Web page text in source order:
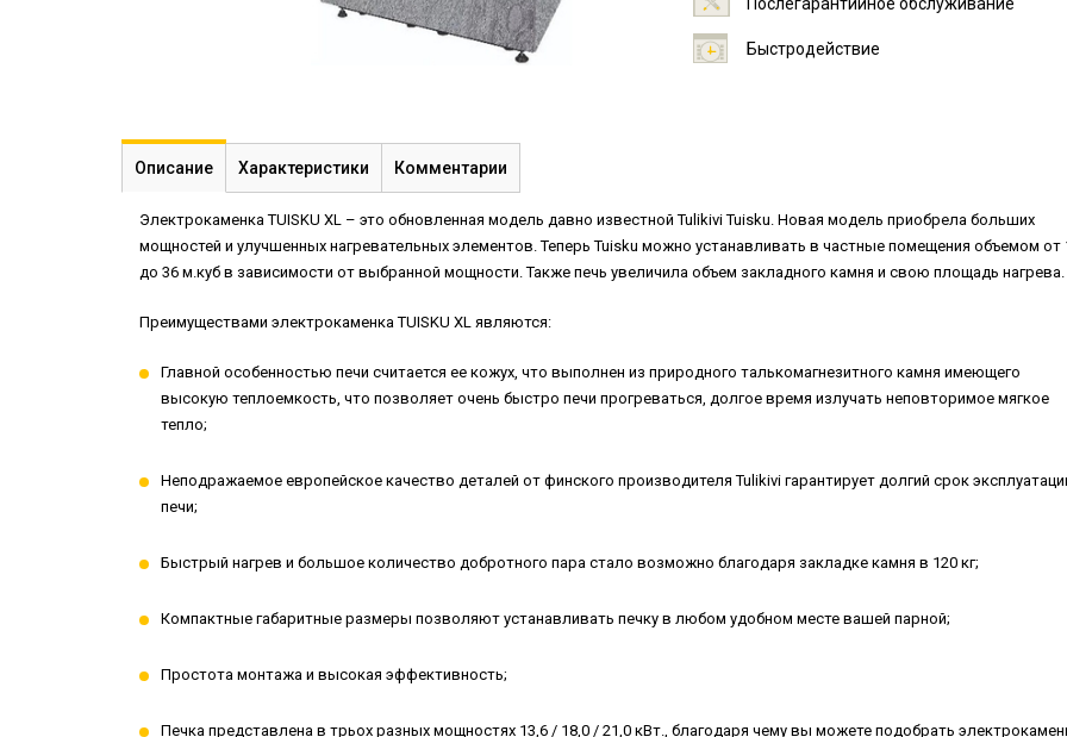
Быстродействие
Описание Характеристики Комментарии
Электрокаменка TUISKU XL – это обновленная модель давно известной Tulikivi Tuisku. Новая модель приобрела больших
мощностей и улучшенных нагревательных элементов. Теперь Tuisku можно устанавливать в частные помещения объемом от
до 36 м.куб в зависимости от выбранной мощности. Также печь увеличила объем закладного камня и свою площадь нагрева.
Преимуществами электрокаменка TUISKU XL являются:
Главной особенностью печи считается ее кожух, что выполнен из природного талькомагнезитного камня имеющего
высокую теплоемкость, что позволяет очень быстро печи прогреваться, долгое время излучать неповторимое мягкое
тепло;
Неподражаемое европейское качество деталей от финского производителя Tulikivi гарантирует долгий срок
печи;
Быстрый нагрев и большое количество добротного пара стало возможно благодаря закладке камня в 120 кг;
Компактные габаритные размеры позволяют устанавливать печку в любом удобном месте вашей парной;
Простота монтажа и высокая эффективность;
Печка представлена в трьох разных мощностях 13,6 / 18,0 / 21,0 кВт., благодаря чему вы можете подобрать